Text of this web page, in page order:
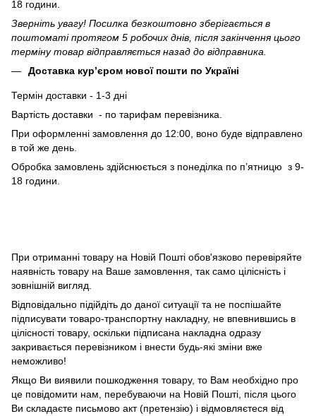
18 години.
Зверніть увагу! Посилка безкоштовно зберігається в
поштоматі протягом 5 робочих днів, після закінчення цього
терміну товар відправляється назад до відправника.
Доставка кур’єром нової пошти по Україні
Термін доставки - 1-3 дні
Вартість доставки - по тарифам перевізника.
При оформленні замовлення до 12:00, воно буде відправлено
в той же день.
Обробка замовлень здійснюється з понеділка по п’ятницю з 9-
18 години.
При отриманні товару на Новій Пошті обов'язково перевіряйте
наявність товару на Ваше замовлення, так само цілісність і
зовнішній вигляд.
Відповідально підійдіть до даної ситуації та не поспішайте
підписувати товаро-транспортну накладну, не впевнившись в
цілісності товару, оскільки підписана накладна одразу
закривається перевізником і внести будь-які зміни вже
неможливо!
Якщо Ви виявили пошкодження товару, то Вам необхідно про
це повідомити нам, перебуваючи на Новій Пошті, після цього
Ви складаєте письмово акт (претензію) і відмовляєтеся від